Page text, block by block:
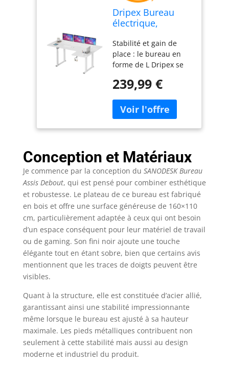
Dripex Bureau
électrique,
Hauteur 180 x 110
cm, en Forme de
L, avec Double
Moteur, d'angle,
Debout, avec 4
Pieds pour Une
Super stabilité,
Planche
d'épissure, Blanc
Stabilité et gain de
place : le bureau en
forme de L Dripex se
design créatif à 4
une excellente
stabilité. Grâce à la
structure des pieds, il
d'espace sous le
bureau, de sorte qu'il
n'y a pas de choc
gênant Montage
rapide et facile : pour
vous faciliter le
montage, nous avons
déjà pré-assemblé la
sera super facile pour
vous de l'assembler.
Veuillez noter : le
celui de 180 cm dans
deux cartons séparés
Double moteur
silencieux et fluide : le
puissant mécanisme
de levage à double
239,99 €
Conception et Matériaux
Je commence par la conception du SANODESK Bureau
Assis Debout, qui est pensé pour combiner esthétique
et robustesse. Le plateau de ce bureau est fabriqué
en bois et offre une surface généreuse de 160×110
cm, particulièrement adaptée à ceux qui ont besoin
d’un espace conséquent pour leur matériel de travail
ou de gaming. Son fini noir ajoute une touche
élégante tout en étant sobre, bien que certains avis
mentionnent que les traces de doigts peuvent être
visibles.
Quant à la structure, elle est constituée d’acier allié,
garantissant ainsi une stabilité impressionnante
même lorsque le bureau est ajusté à sa hauteur
maximale. Les pieds métalliques contribuent non
seulement à cette stabilité mais aussi au design
moderne et industriel du produit.